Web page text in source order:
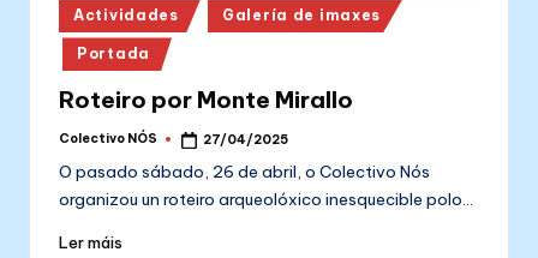
Posted
in
Actividades Galería de imaxes
Portada
Roteiro por Monte Mirallo
Posted
Colectivo NÓS 27/04/2025
O pasado sábado, 26 de abril, o Colectivo Nós
organizou un roteiro arqueolóxico inesquecible polo…
Ler máis